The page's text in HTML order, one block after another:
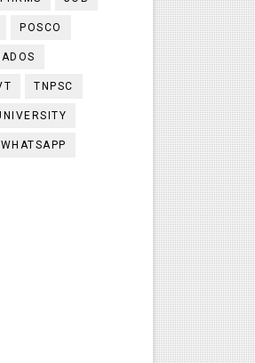
POSCO
TNPSC
WHATSAPP